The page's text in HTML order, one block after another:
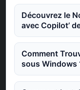
Découvrez le
avec Copilot’
Comment
sous Windows